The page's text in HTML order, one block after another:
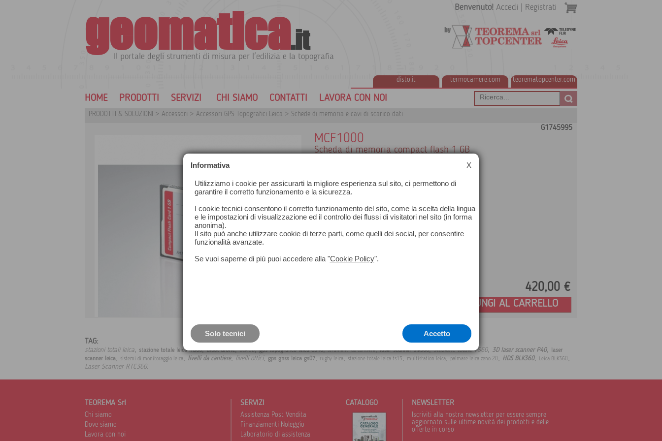
geomatica.it
Il portale degli strumenti di misura per l'edilizia e la topografia
disto.it termocamere.com teorematopcenter.com
Benvenuto! Accedi Registrati
HOME PRODOTTI SERVIZI CHI SIAMO CONTATTI LAVORA CON NOI
PRODOTTI & SOLUZIONI > Accessori > Accessori GPS Topografici Leica > Schede di memoria e cavi di scarico dati
G1745995
MCF1000
Scheda di memoria compact flash 1 GB
420,00 €
AGGIUNGI AL CARRELLO
TAG:
stazioni totali leica, stazione totale leica ms60,aibot drone,BLK 3D,gps topografico leica GS16,strumenti da cantiere,laser scanner blk360,stazione totale TS60, 3D laser scanner P40,
laser
scanner leica, sistemi di monitoraggio leica, livelli da cantiere, livelli ottici, gps gnss leica gs07, rugby leica, stazione totale leica ts13, multistation leica, palmare leica zeno 20, HDS BLK360, Leica BLK360,
Laser Scanner RTC360.
TEOREMA Srl
Chi siamo
Dove siamo
Lavora con noi
SERVIZI
Assistenza Post Vendita
Finanziamenti Noleggio
Laboratorio di assistenza
CATALOGO NEWSLETTER
Iscriviti alla nostra newsletter per essere sempre
aggiornato sulle ultime novità dei prodotti e delle
offerte in corso
Informativa X
Utilizziamo i cookie per assicurarti la migliore esperienza sul sito, ci permettono di
garantire il corretto funzionamento e la sicurezza.
I cookie tecnici consentono il corretto funzionamento del sito, come la scelta della lingua
e le impostazioni di visualizzazione ed il controllo dei flussi di visitatori nel sito (in forma
anonima).
Il sito può anche utilizzare cookie di terze parti, come quelli dei social, per consentire
funzionalità avanzate.
Se vuoi saperne di più puoi accedere alla "Cookie Policy".
Solo tecnici Accetto